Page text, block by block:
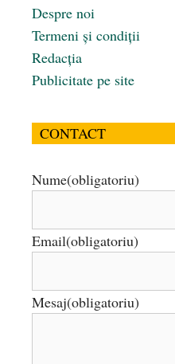
Despre noi
Termeni și condiții
Redacția
Publicitate pe site
CONTACT
Nume(obligatoriu)
Email(obligatoriu)
Mesaj(obligatoriu)